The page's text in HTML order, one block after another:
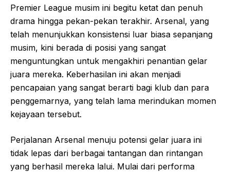
Premier League musim ini begitu ketat dan penuh
drama hingga pekan-pekan terakhir. Arsenal, yang
telah menunjukkan konsistensi luar biasa sepanjang
musim, kini berada di posisi yang sangat
menguntungkan untuk mengakhiri penantian gelar
juara mereka. Keberhasilan ini akan menjadi
pencapaian yang sangat berarti bagi klub dan para
penggemarnya, yang telah lama merindukan momen
kejayaan tersebut.
Perjalanan Arsenal menuju potensi gelar juara ini
tidak lepas dari berbagai tantangan dan rintangan
yang berhasil mereka lalui. Mulai dari performa